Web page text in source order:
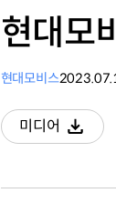
현대모
현대모비스
미디어
다운로드